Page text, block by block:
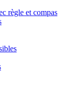
règle et compas